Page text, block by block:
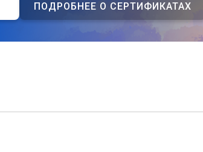
ПОДРОБНЕЕ О СЕРТИФИКАТАХ